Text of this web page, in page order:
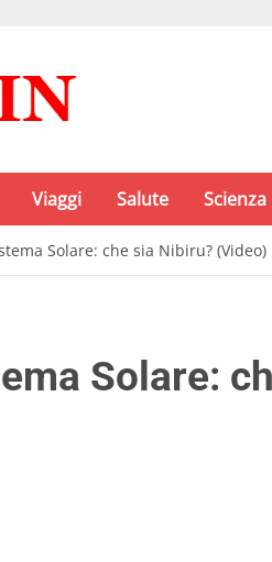
Viaggi Salute Scienza
Solare: che sia Nibiru? (Video)
Solare: